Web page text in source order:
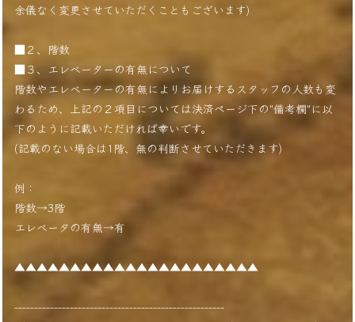
余儀なく変更させていただくこともございます)
■２、階数
■３、エレベーターの有無について
階数やエレベーターの有無によりお届けするスタッフの人数も変
わるため、上記の２項目については決済ページ下の"備考欄"に以
下のように記載いただければ幸いです。
(記載のない場合は1階、無の判断させていただきます)
例：
階数→3階
エレベータの有無→有
▲▲▲▲▲▲▲▲▲▲▲▲▲▲▲▲▲▲▲▲▲▲
-----------------------------------------------------